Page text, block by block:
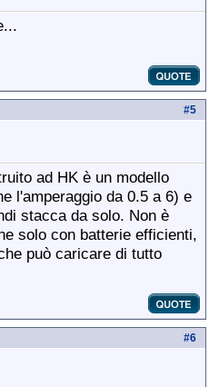
#5
ad HK è un modello
l'amperaggio da 0.5 a 6) e
stacca da solo. Non è
solo con batterie efficienti,
può caricare di tutto
#6